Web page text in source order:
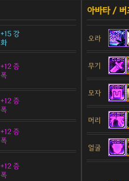
+15 강
화
+12 증
폭
+12 증
폭
+12 증
폭
+12 증
폭
오라
무기
모자
머리
얼굴